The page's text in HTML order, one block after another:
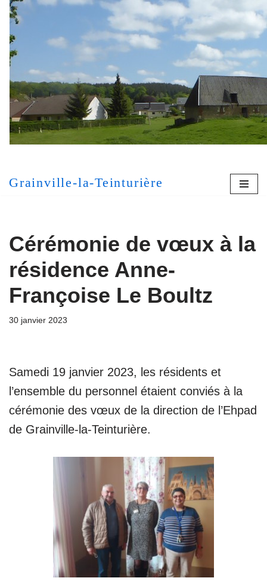
Aller
au
contenu
Grainville-la-Teinturière
Cérémonie de vœux à la
résidence Anne-
Françoise Le Boultz
30 janvier 2023
Samedi 19 janvier 2023, les résidents et
l’ensemble du personnel étaient conviés à la
cérémonie des vœux de la direction de l’Ehpad
de Grainville-la-Teinturière.